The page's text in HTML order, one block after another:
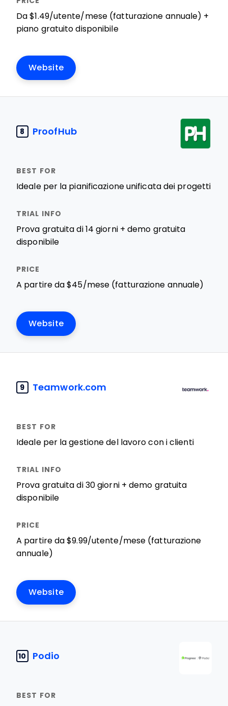
Da $1.49/utente/mese (fatturazione annuale) +
piano gratuito disponibile
Website
8 ProofHub
Ideale per la pianificazione unificata dei progetti
Prova gratuita di 14 giorni + demo gratuita
disponibile
A partire da $45/mese (fatturazione annuale)
Website
9 Teamwork.com
Ideale per la gestione del lavoro con i clienti
Prova gratuita di 30 giorni + demo gratuita
disponibile
A partire da $9.99/utente/mese (fatturazione
annuale)
Website
10 Podio